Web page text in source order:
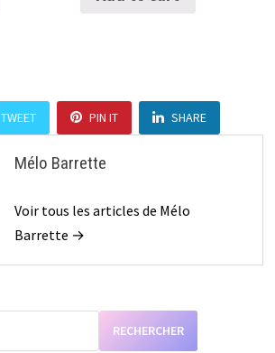
TWEET PIN IT SHARE
Mélo Barrette
Voir tous les articles de Mélo
Barrette →
RECHERCHER